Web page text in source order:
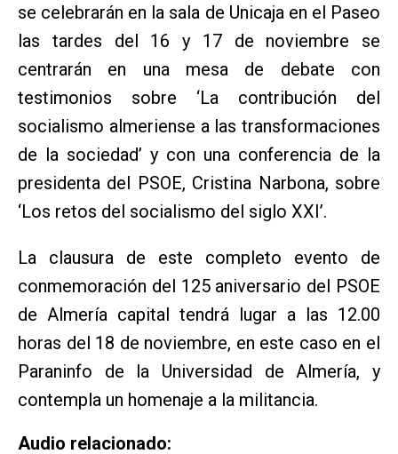
se celebrarán en la sala de Unicaja en el Paseo
las tardes del 16 y 17 de noviembre se
centrarán en una mesa de debate con
testimonios sobre ‘La contribución del
socialismo almeriense a las transformaciones
de la sociedad’ y con una conferencia de la
presidenta del PSOE, Cristina Narbona, sobre
‘Los retos del socialismo del siglo XXI’.
La clausura de este completo evento de
conmemoración del 125 aniversario del PSOE
de Almería capital tendrá lugar a las 12.00
horas del 18 de noviembre, en este caso en el
Paraninfo de la Universidad de Almería, y
contempla un homenaje a la militancia.
Audio relacionado: